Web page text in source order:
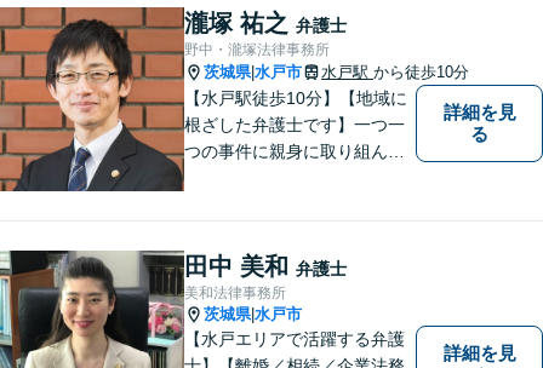
し、解決へと導いてまいりま
す。お気軽にご相談くださ
い。【メール24時間受付中】
瀧塚 祐之 弁護士
野中・瀧塚法律事務所
茨城県|水戸市 水戸駅 から徒歩10分
【水戸駅徒歩10分】【地域に
根ざした弁護士です】一つ一
つの事件に親身に取り組んで
把握した上で、正当な権利を
守るために丁寧な対応を致し
ます。
詳細を見
る
田中 美和 弁護士
美和法律事務所
茨城県|水戸市
【水戸エリアで活躍する弁護
詳細を見